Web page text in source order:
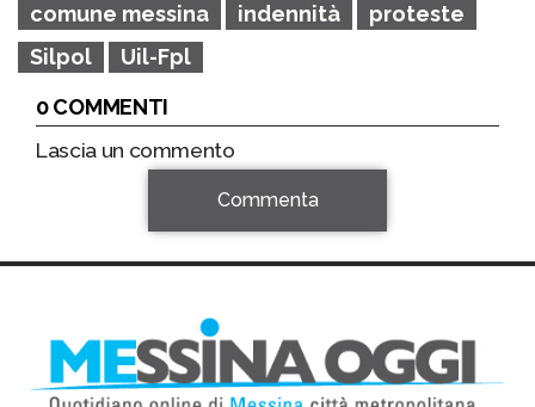
comune messina indennità
proteste
Silpol
Uil-Fpl
0 COMMENTI
Lascia un commento
Commenta